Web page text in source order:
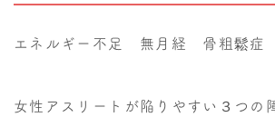
エネルギー不足 無月経 骨粗鬆症
女性アスリートが陥りやすい３つの